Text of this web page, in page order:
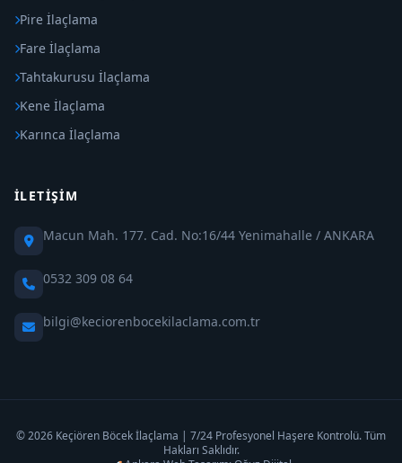
Pire İlaçlama
Fare İlaçlama
Tahtakurusu İlaçlama
Kene İlaçlama
Karınca İlaçlama
İLETIŞIM
Macun Mah. 177. Cad. No:16/44 Yenimahalle / ANKARA
0532 309 08 64
bilgi@keciorenbocekilaclama.com.tr
© 2026 Keçiören Böcek İlaçlama | 7/24 Profesyonel Haşere Kontrolü. Tüm
Hakları Saklıdır.